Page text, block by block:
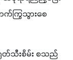
က်ကြွသွားစေ
ရုတ်သီးစိမ်း စသည်